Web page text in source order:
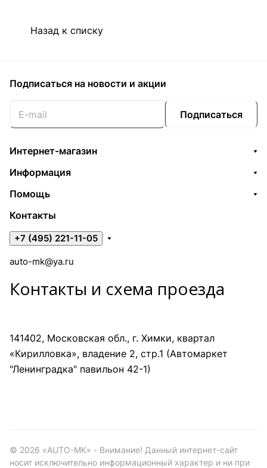
Назад к списку
Подписаться на новости и акции
Подписаться
Интернет-магазин
Информация
Помощь
Контакты
+7 (495) 221-11-05
auto-mk@ya.ru
Контакты и схема проезда
141402, Московская обл., г. Химки, квартал
«Кирилловка», владение 2, стр.1 (Автомаркет
"Ленинградка" павильон 42-1)
© 2026 «AUTO-MK» - Внимание! Данный интернет-сайт
носит исключительно информационный характер и ни при